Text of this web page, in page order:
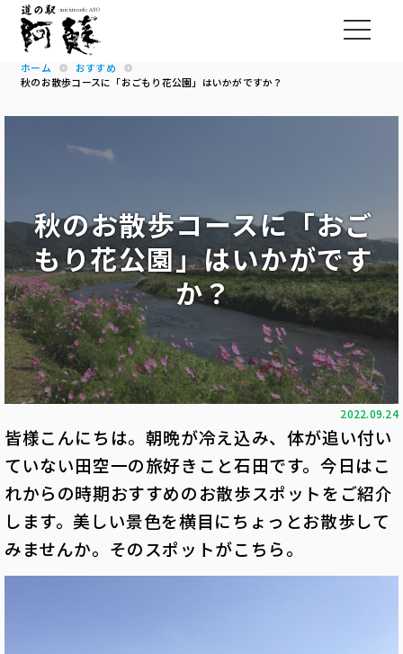
ホーム
おすすめ
秋のお散歩コースに「おごもり花公園」はいかがですか？
秋のお散歩コースに「おご
もり花公園」はいかがです
か？
2022.09.24
皆様こんにちは。朝晩が冷え込み、体が追い付い
ていない田空一の旅好きこと石田です。今日はこ
れからの時期おすすめのお散歩スポットをご紹介
します。美しい景色を横目にちょっとお散歩して
みませんか。そのスポットがこちら。